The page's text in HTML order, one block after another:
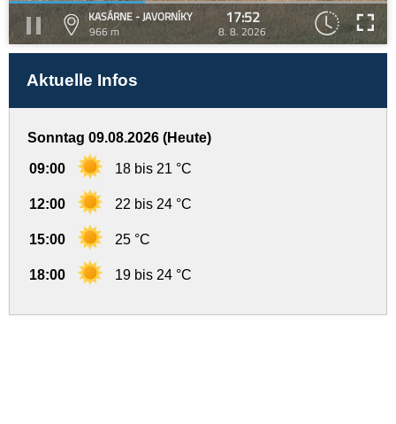
KASÁRNE - JAVORNÍKY
966 m
17:52
8. 8. 2026
Aktuelle Infos
Sonntag 09.08.2026 (Heute)
09:00 18 bis 21 °C
12:00 22 bis 24 °C
15:00 25 °C
18:00 19 bis 24 °C